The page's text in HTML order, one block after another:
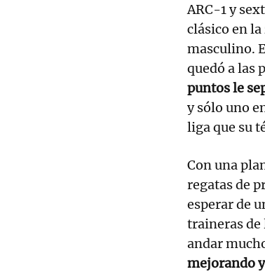
ARC-1 y
clásico en
masculino.
quedó a las
puntos le
y sólo uno
liga que su
Con una
regatas de
esperar de
traineras de
andar
mejorando